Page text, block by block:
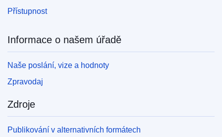
Přístupnost
Informace o našem úřadě
Naše poslání, vize a hodnoty
Zpravodaj
Zdroje
Publikování v alternativních formátech